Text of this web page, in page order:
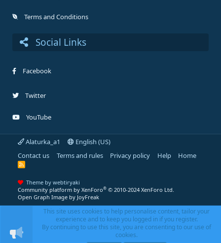
Terms and Conditions
Social Links
Facebook
Twitter
YouTube
Alaturka_a1
English (US)
Contact us
Terms and rules Privacy policy Help Home
R
Theme by webtiryaki
Community platform by XenForo® © 2010-2024 XenForo Ltd.
Open Graph Image by JoyFreak
This site uses cookies to help personalise content, tailor your
experience and to keep you logged in if you register.
By continuing to use this site, you are consenting to our use of
cookies.